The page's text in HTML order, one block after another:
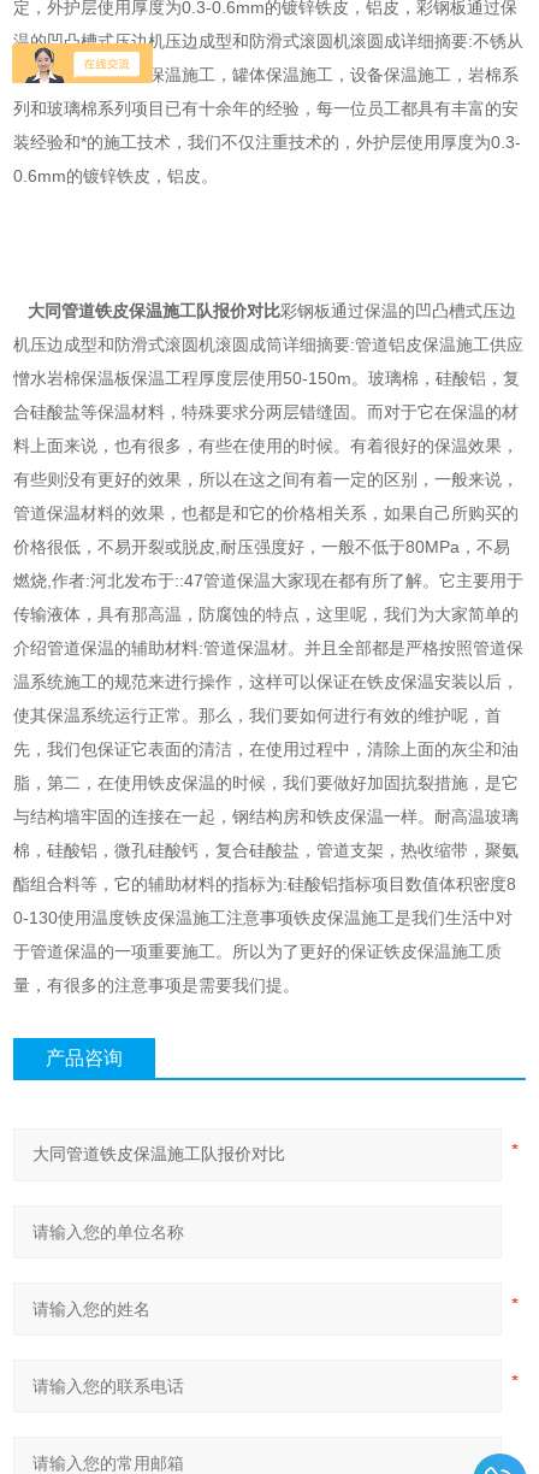
定，外护层使用厚度为0.3-0.6mm的镀锌铁皮，铝皮，彩钢板通过保
温的凹凸槽式压边机压边成型和防滑式滚圆机滚圆成详细摘要:不锈从
事铁皮保温。管道保温施工，罐体保温施工，设备保温施工，岩棉系
列和玻璃棉系列项目已有十余年的经验，每一位员工都具有丰富的安
装经验和*的施工技术，我们不仅注重技术的，外护层使用厚度为0.3-
0.6mm的镀锌铁皮，铝皮。
大同管道铁皮保温施工队报价对比彩钢板通过保温的凹凸槽式压边
机压边成型和防滑式滚圆机滚圆成筒详细摘要:管道铝皮保温施工供应
憎水岩棉保温板保温工程厚度层使用50-150m。玻璃棉，硅酸铝，复
合硅酸盐等保温材料，特殊要求分两层错缝固。而对于它在保温的材
料上面来说，也有很多，有些在使用的时候。有着很好的保温效果，
有些则没有更好的效果，所以在这之间有着一定的区别，一般来说，
管道保温材料的效果，也都是和它的价格相关系，如果自己所购买的
价格很低，不易开裂或脱皮,耐压强度好，一般不低于80MPa，不易
燃烧,作者:河北发布于::47管道保温大家现在都有所了解。它主要用于
传输液体，具有那高温，防腐蚀的特点，这里呢，我们为大家简单的
介绍管道保温的辅助材料:管道保温材。并且全部都是严格按照管道保
温系统施工的规范来进行操作，这样可以保证在铁皮保温安装以后，
使其保温系统运行正常。那么，我们要如何进行有效的维护呢，首
先，我们包保证它表面的清洁，在使用过程中，清除上面的灰尘和油
脂，第二，在使用铁皮保温的时候，我们要做好加固抗裂措施，是它
与结构墙牢固的连接在一起，钢结构房和铁皮保温一样。耐高温玻璃
棉，硅酸铝，微孔硅酸钙，复合硅酸盐，管道支架，热收缩带，聚氨
酯组合料等，它的辅助材料的指标为:硅酸铝指标项目数值体积密度8
0-130使用温度铁皮保温施工注意事项铁皮保温施工是我们生活中对
于管道保温的一项重要施工。所以为了更好的保证铁皮保温施工质
量，有很多的注意事项是需要我们提。
产品咨询